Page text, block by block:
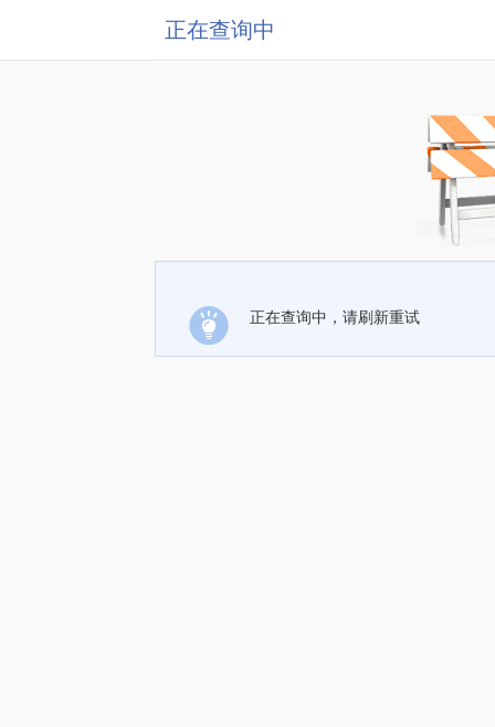
正在查询中
正在查询中，请刷新重试